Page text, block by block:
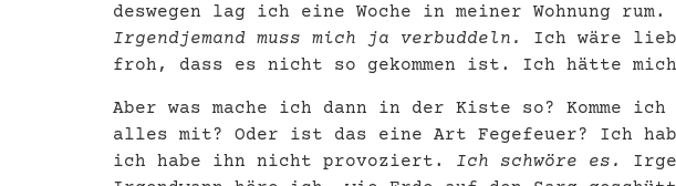
deswegen lag ich eine Woche in meiner Wohnung
Irgendjemand muss mich ja verbuddeln.
Ich wäre
froh, dass es nicht so gekommen ist. Ich hätte
Aber was mache ich dann in der Kiste so? Komme
alles mit? Oder ist das eine Art Fegefeuer? Ich
ich habe ihn nicht provoziert. Ich schwöre es.